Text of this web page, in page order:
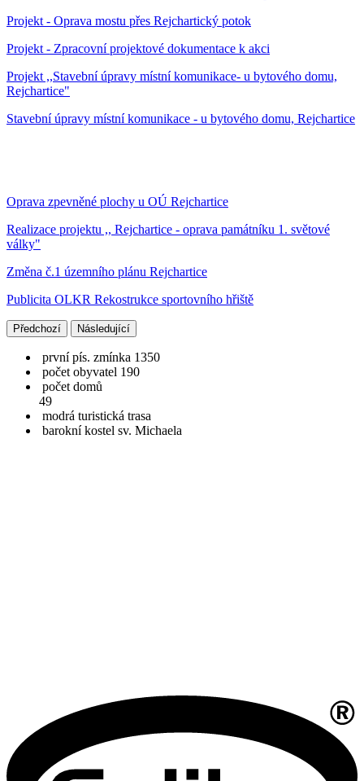
Projekt - Oprava mostu přes Rejchartický potok
Projekt - Zpracovní projektové dokumentace k akci
Projekt ,,Stavební úpravy místní komunikace- u bytového domu,
Rejchartice"
Stavební úpravy místní komunikace - u bytového domu, Rejchartice
Oprava zpevněné plochy u OÚ Rejchartice
Realizace projektu ,, Rejchartice - oprava památníku 1. světové
války"
Změna č.1 územního plánu Rejchartice
Publicita OLKR Rekostrukce sportovního hřiště
Předchozí Následující
první pís. zmínka 1350
počet obyvatel 190
počet domů
49
modrá turistická trasa
barokní kostel sv. Michaela